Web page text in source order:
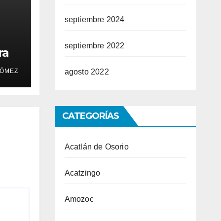
septiembre 2024
septiembre 2022
agosto 2022
CATEGORÍAS
Acatlán de Osorio
Acatzingo
Amozoc